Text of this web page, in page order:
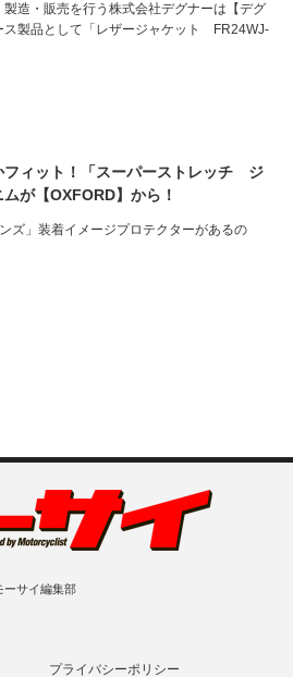
造・販売を行う株式会社デグナーは【デグ
ス製品として「レザージャケット FR24WJ-
フィット！「スーパーストレッチ ジ
が【OXFORD】から！
」装着イメージプロテクターがあるの
ーサイ編集部
プライバシーポリシー